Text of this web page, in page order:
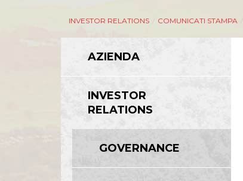
AZIENDA
Management
Azionisti
INVESTOR RELATIONS COMUNICATI STAMPA
AZIENDA
INVESTOR
RELATIONS
GOVERNANCE